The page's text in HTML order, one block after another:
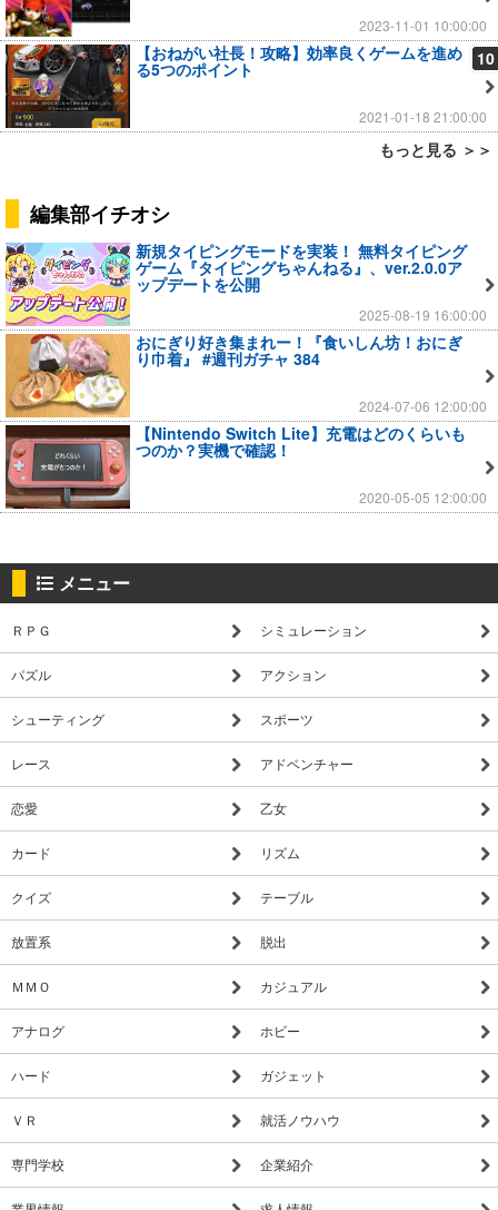
2023-11-01 10:00:00
10
【おねがい社長！攻略】効率良くゲームを進め
る5つのポイント
2021-01-18 21:00:00
もっと見る ＞＞
編集部イチオシ
新規タイピングモードを実装！ 無料タイピング
ゲーム『タイピングちゃんねる』、ver.2.0.0ア
ップデートを公開
2025-08-19 16:00:00
おにぎり好き集まれー！『食いしん坊！おにぎ
り巾着』 #週刊ガチャ 384
2024-07-06 12:00:00
【Nintendo Switch Lite】充電はどのくらいも
つのか？実機で確認！
2020-05-05 12:00:00
メニュー
ＲＰＧ シミュレーション
パズル アクション
シューティング スポーツ
レース アドベンチャー
恋愛 乙女
カード リズム
クイズ テーブル
放置系 脱出
ＭＭＯ カジュアル
アナログ ホビー
ハード ガジェット
ＶＲ 就活ノウハウ
専門学校 企業紹介